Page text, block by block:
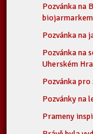
Pozvánka na
Pozvánka na
Pozvánka na
Uherském
Pozvánka pro
Pozvánky na
Prameny